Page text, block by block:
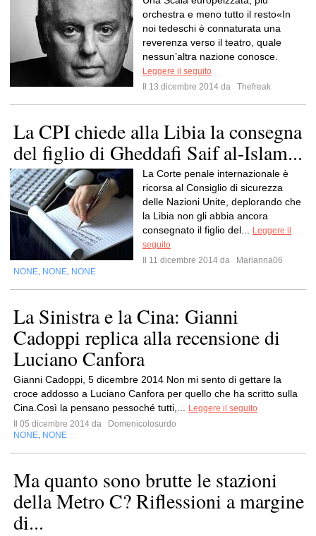
orchestra e meno tutto il resto«In
noi tedeschi è connaturata una
reverenza verso il teatro, quale
nessun’altra nazione conosce.
Leggere il seguito
Il 13 dicembre 2014 da
Thefreak
La CPI chiede alla Libia la consegna
del figlio di Gheddafi Saif al-Islam...
La Corte penale internazionale è
ricorsa al Consiglio di sicurezza
delle Nazioni Unite, deplorando che
la Libia non gli abbia ancora
consegnato il figlio del...
Leggere il
seguito
Il 11 dicembre 2014 da
Marianna06
NONE NONE NONE
La Sinistra e la Cina: Gianni
Cadoppi replica alla recensione di
Luciano Canfora
Gianni Cadoppi, 5 dicembre 2014 Non mi sento di gettare la
croce addosso a Luciano Canfora per quello che ha scritto sulla
Cina.Così la pensano pessoché tutti,...
Leggere il seguito
Il 05 dicembre 2014 da
Domenicolosurdo
NONE NONE
Ma quanto sono brutte le stazioni
della Metro C? Riflessioni a margine
di...